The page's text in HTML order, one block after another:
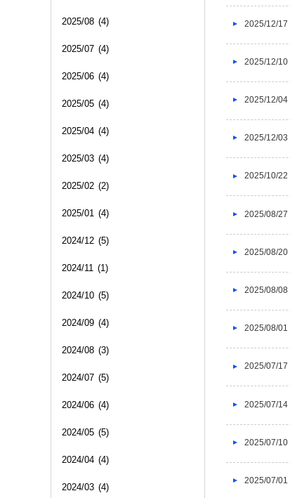
2025/12/17
2025/12/10
2025/12/04
2025/12/03
2025/10/22
2025/08/27
2025/08/20
2025/08/08
2025/08/01
2025/07/17
2025/07/14
2025/07/10
2025/07/01
2025/08 (4)
2025/07 (4)
2025/06 (4)
2025/05 (4)
2025/04 (4)
2025/03 (4)
2025/02 (2)
2025/01 (4)
2024/12 (5)
2024/11 (1)
2024/10 (5)
2024/09 (4)
2024/08 (3)
2024/07 (5)
2024/06 (4)
2024/05 (5)
2024/04 (4)
2024/03 (4)